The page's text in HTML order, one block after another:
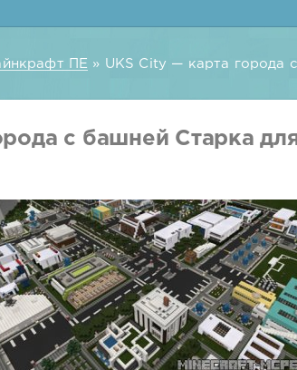
ПЕ » UKS City — карта города
с башней Старка